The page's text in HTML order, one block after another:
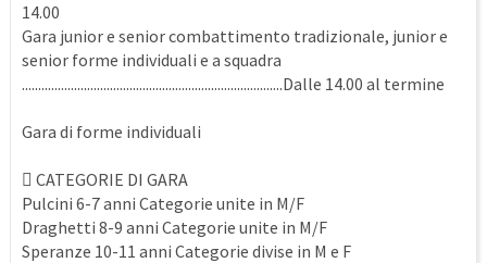
14.00
Gara junior e senior combattimento tradizionale, junior e
senior forme individuali e a squadra
................................................................................Dalle 14.00 al termine
Gara di forme individuali
 CATEGORIE DI GARA
Pulcini 6-7 anni Categorie unite in M/F
Draghetti 8-9 anni Categorie unite in M/F
Speranze 10-11 anni Categorie divise in M e F